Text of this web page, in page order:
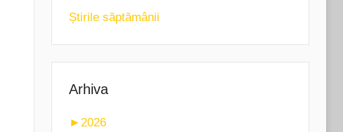
Știrile săptămânii
Arhiva
► 2026